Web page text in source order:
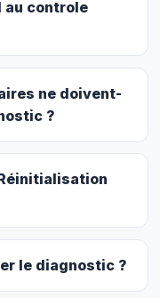
au controle
ne doivent-
?
le diagnostic ?